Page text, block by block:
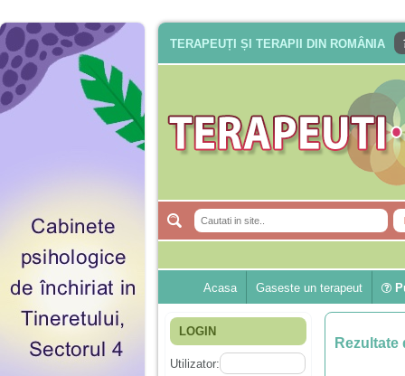
TERAPEUȚI ȘI TERAPII DIN ROMÂNIA
Acasa Gaseste un terapeut
LOGIN
Utilizator:
Rezultate